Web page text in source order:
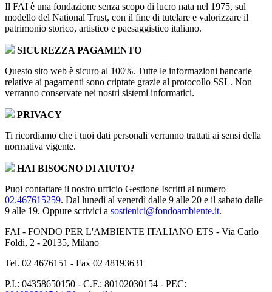
Il FAI è una fondazione senza scopo di lucro nata nel 1975, sul
modello del National Trust, con il fine di tutelare e valorizzare il
patrimonio storico, artistico e paesaggistico italiano.
SICUREZZA PAGAMENTO
Questo sito web è sicuro al 100%. Tutte le informazioni bancarie
relative ai pagamenti sono criptate grazie al protocollo SSL. Non
verranno conservate nei nostri sistemi informatici.
PRIVACY
Ti ricordiamo che i tuoi dati personali verranno trattati ai sensi della
normativa vigente.
HAI BISOGNO DI AIUTO?
Puoi contattare il nostro ufficio Gestione Iscritti al numero
02.467615259. Dal lunedì al venerdì dalle 9 alle 20 e il sabato dalle
9 alle 19. Oppure scrivici a sostienici@fondoambiente.it.
FAI - FONDO PER L'AMBIENTE ITALIANO ETS - Via Carlo
Foldi, 2 - 20135, Milano
Tel. 02 4676151 - Fax 02 48193631
P.I.: 04358650150 - C.F.: 80102030154 - PEC: